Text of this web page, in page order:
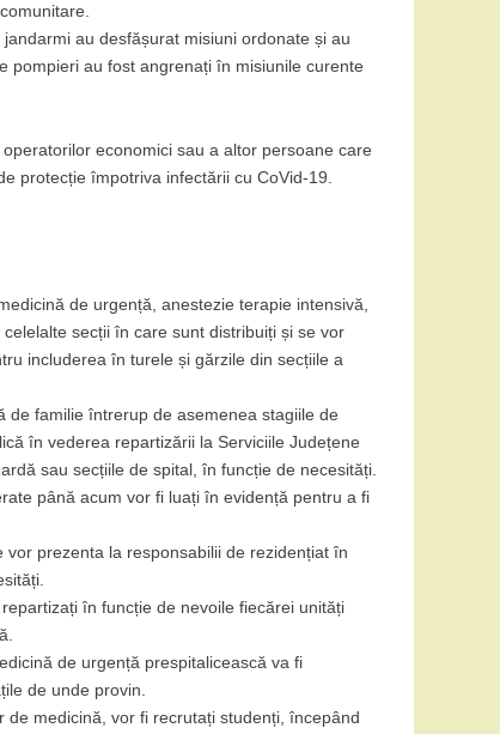
au desfășurat misiuni ordonate și au
pompieri au fost angrenați în misiunile curente
economici sau a altor persoane care
protecție împotriva infectării cu CoVid-19.
de urgență, anestezie terapie intensivă,
secții în care sunt distribuiți și se vor
includerea în turele și gărzile din secțiile a
de familie întrerup de asemenea stagiile de
în vederea repartizării la Serviciile Județene
sau secțiile de spital, în funcție de necesități.
până acum vor fi luați în evidență pentru a fi
prezenta la responsabilii de rezidențiat în
în funcție de nevoile fiecărei unități
de urgență prespitalicească va fi
de unde provin.
medicină, vor fi recrutați studenți, începând